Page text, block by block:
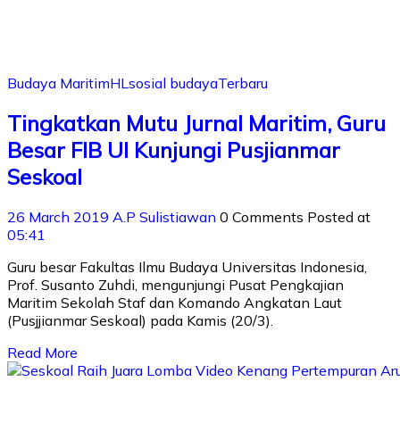
Budaya MaritimHLsosial budayaTerbaru
Tingkatkan Mutu Jurnal Maritim, Guru
Besar FIB UI Kunjungi Pusjianmar
Seskoal
26 March 2019 A.P Sulistiawan 0 Comments Posted at
05:41
Guru besar Fakultas Ilmu Budaya Universitas Indonesia,
Prof. Susanto Zuhdi, mengunjungi Pusat Pengkajian
Maritim Sekolah Staf dan Komando Angkatan Laut
(Pusjjianmar Seskoal) pada Kamis (20/3).
Read More